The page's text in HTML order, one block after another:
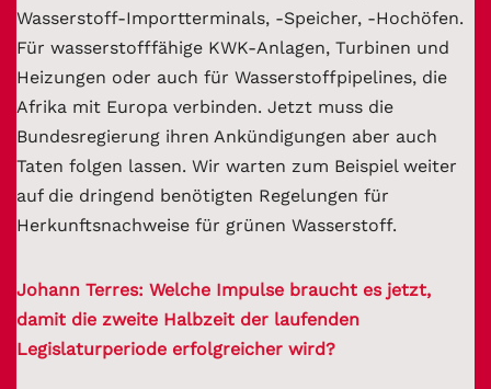
Wasserstoff-Importterminals, -Speicher, -Hochöfen.
Für wasserstofffähige KWK-Anlagen, Turbinen und
Heizungen oder auch für Wasserstoffpipelines, die
Afrika mit Europa verbinden. Jetzt muss die
Bundesregierung ihren Ankündigungen aber auch
Taten folgen lassen. Wir warten zum Beispiel weiter
auf die dringend benötigten Regelungen für
Herkunftsnachweise für grünen Wasserstoff.
Johann Terres: Welche Impulse braucht es jetzt,
damit die zweite Halbzeit der laufenden
Legislaturperiode erfolgreicher wird?